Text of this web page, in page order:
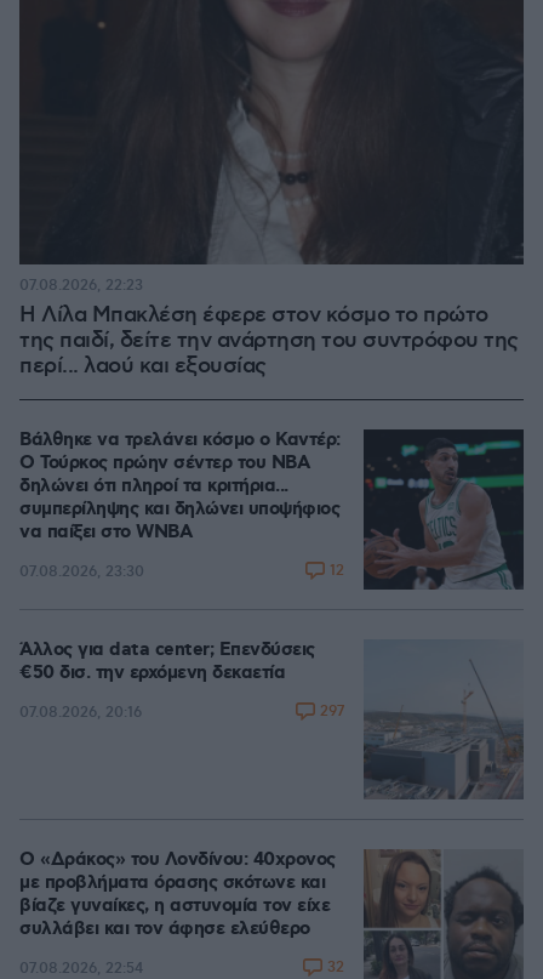
Η Λίλα Μπακλέση έφερε στον κόσμο το πρώτο
της παιδί, δείτε την ανάρτηση του συντρόφου της
περί... λαού και εξουσίας
07.08.2026, 22:23
Βάλθηκε να τρελάνει κόσμο ο Καντέρ:
Ο Τούρκος πρώην σέντερ του NBA
δηλώνει ότι πληροί τα κριτήρια...
συμπερίληψης και δηλώνει υποψήφιος
να παίξει στο WNBA
07.08.2026, 23:30 12
Άλλος για data center; Επενδύσεις
€50 δισ. την ερχόμενη δεκαετία
07.08.2026, 20:16 297
Ο «Δράκος» του Λονδίνου: 40χρονος
με προβλήματα όρασης σκότωνε και
βίαζε γυναίκες, η αστυνομία τον είχε
συλλάβει και τον άφησε ελεύθερο
07.08.2026, 22:54 32